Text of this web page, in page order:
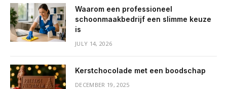
Waarom een professioneel
schoonmaakbedrijf een slimme keuze
is
JULY 14, 2026
Kerstchocolade met een boodschap
DECEMBER 19, 2025